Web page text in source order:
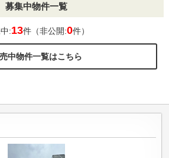
募集中物件一覧
:13件（非公開:0件）
中物件一覧はこちら